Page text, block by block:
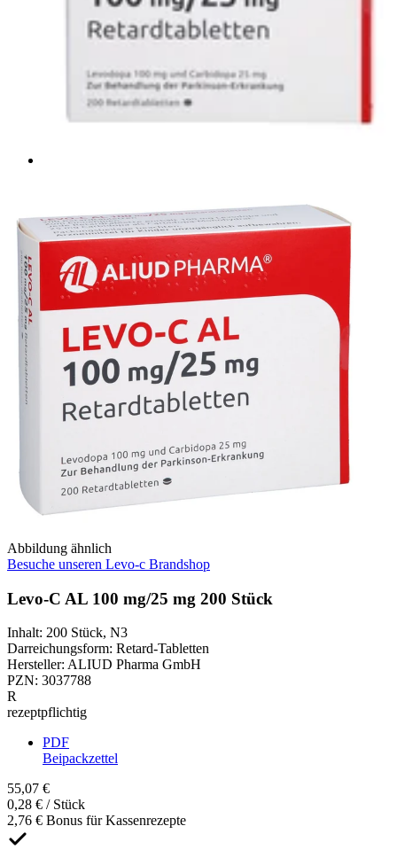
Abbildung ähnlich
Besuche unseren Levo-c Brandshop
Levo-C AL 100 mg/25 mg 200 Stück
Inhalt: 200 Stück, N3
Darreichungsform: Retard-Tabletten
Hersteller: ALIUD Pharma GmbH
PZN: 3037788
R
rezeptpflichtig
PDF
Beipackzettel
55,07 €
0,28 € / Stück
2,76 € Bonus für Kassenrezepte